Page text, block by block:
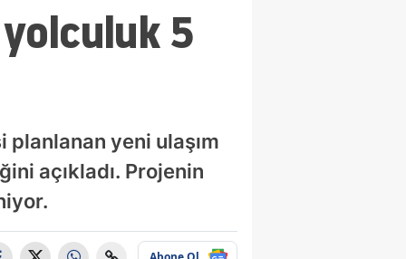
5
planlanan yeni ulaşım
açıkladı. Projenin